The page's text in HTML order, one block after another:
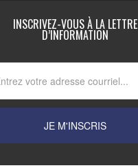
INSCRIVEZ-VOUS À LA LETTRE
D’INFORMATION